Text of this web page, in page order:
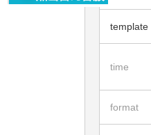
template
time
format